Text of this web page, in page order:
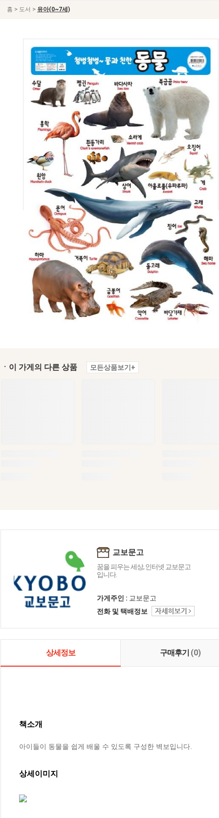
홈 > 도서 > 유아(0~7세)
ㆍ이 가게의 다른 상품 모든상품보기+
교보문고
꿈을 피우는 세상, 인터넷 교보문고
입니다.
가게주인 : 교보문고
전화 및 택배정보
상세정보 구매후기 (0)
책소개
아이들이 동물을 쉽게 배울 수 있도록 구성한 벽보입니다.
상세이미지